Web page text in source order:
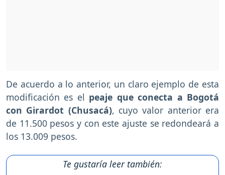
De acuerdo a lo anterior, un claro ejemplo de esta
modificación es el peaje que conecta a Bogotá
con Girardot (Chusacá), cuyo valor anterior era
de 11.500 pesos y con este ajuste se redondeará a
los 13.009 pesos.
Te gustaría leer también: